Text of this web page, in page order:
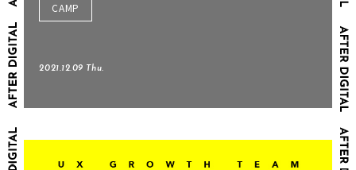
CAMP
2021.12.09 Thu.